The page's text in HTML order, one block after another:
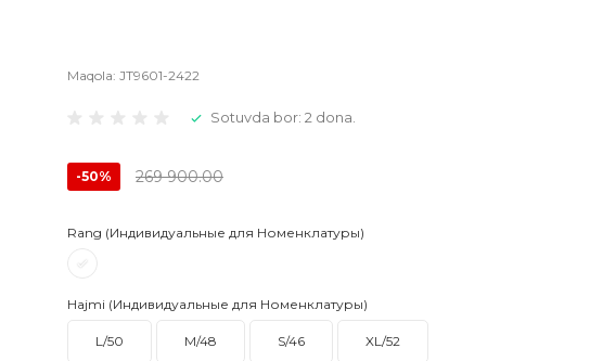
Maqola: JT9601-2422
Sotuvda bor: 2 dona.
-50% 269 900.00
Rang (Индивидуальные для Номенклатуры)
Hajmi (Индивидуальные для Номенклатуры)
L/50 M/48 S/46 XL/52